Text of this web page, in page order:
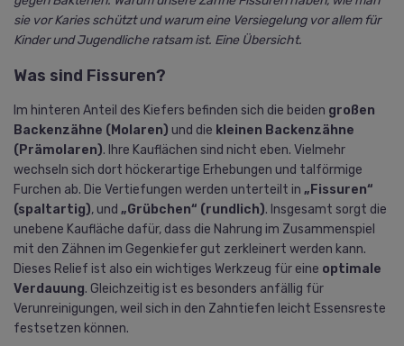
sie vor Karies schützt und warum eine Versiegelung vor allem für
Kinder und Jugendliche ratsam ist. Eine Übersicht.
Was sind Fissuren?
Im hinteren Anteil des Kiefers befinden sich die beiden großen
Backenzähne (Molaren) und die kleinen Backenzähne
(Prämolaren). Ihre Kauflächen sind nicht eben. Vielmehr
wechseln sich dort höckerartige Erhebungen und talförmige
Furchen ab. Die Vertiefungen werden unterteilt in „Fissuren“
(spaltartig), und „Grübchen“ (rundlich). Insgesamt sorgt die
unebene Kaufläche dafür, dass die Nahrung im Zusammenspiel
mit den Zähnen im Gegenkiefer gut zerkleinert werden kann.
Dieses Relief ist also ein wichtiges Werkzeug für eine optimale
Verdauung. Gleichzeitig ist es besonders anfällig für
Verunreinigungen, weil sich in den Zahntiefen leicht Essensreste
festsetzen können.